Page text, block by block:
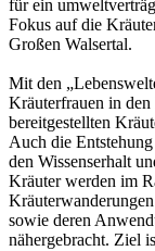
für ein
Fokus auf die
Großen Walsertal.
Mit den
Kräuterfrauen in
bereitgestellten
Auch die
den Wissenserhalt
Kräuter werden im
sowie deren
nähergebracht. Ziel